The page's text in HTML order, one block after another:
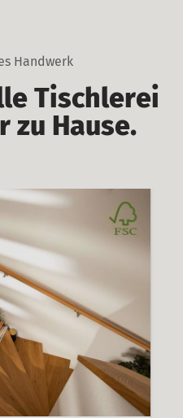
Handwerk
Tischlerei
zu Hause.